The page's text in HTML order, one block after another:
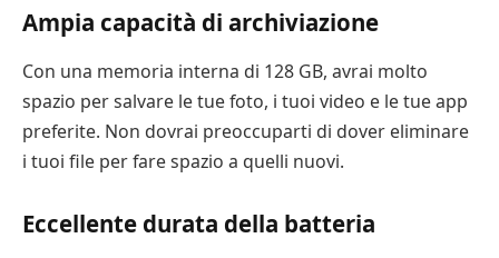
Ampia capacità di archiviazione
Con una memoria interna di 128 GB, avrai molto
spazio per salvare le tue foto, i tuoi video e le tue app
preferite. Non dovrai preoccuparti di dover eliminare
i tuoi file per fare spazio a quelli nuovi.
Eccellente durata della batteria